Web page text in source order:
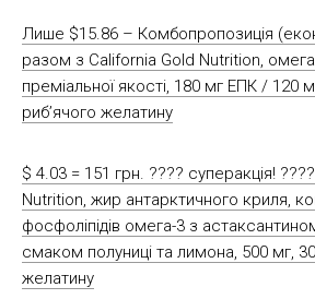
Лише $15.86 – Комбопропозиція
разом з California Gold Nutrition,
преміальної якості, 180 мг ЕПК / 120
риб’ячого желатину
$ 4.03 = 151 грн. ???? cуперакція!
Nutrition, жир антарктичного криля,
фосфоліпідів омега-3 з
смаком полуниці та лимона, 500 мг, 30
желатину